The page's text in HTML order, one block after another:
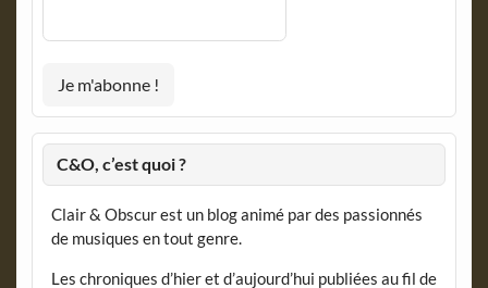
C&O, c’est quoi ?
Clair & Obscur est un blog animé par des passionnés
de musiques en tout genre.
Les chroniques d’hier et d’aujourd’hui publiées au fil de